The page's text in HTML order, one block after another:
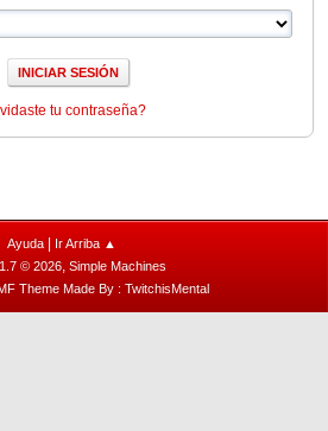
tu contraseña?
Ayuda
Ir Arriba ▲
© 2026, Simple Machines
Theme Made By : TwitchisMental